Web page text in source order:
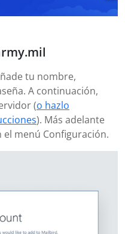
tu nombre,
A continuación,
(o hazlo
). Más adelante
menú Configuración.